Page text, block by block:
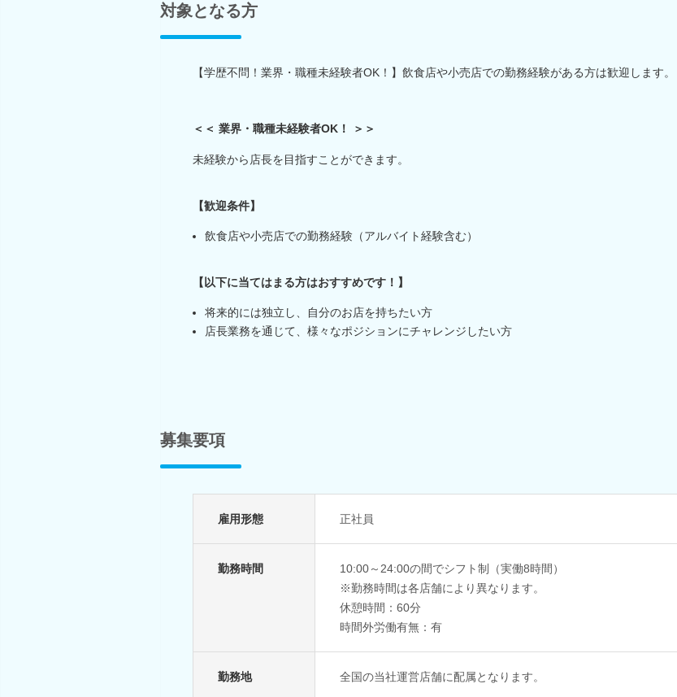
対象となる方
【学歴不問！業界・職種未経験者OK！】飲食店や小売店での勤務経験がある方は歓迎します。
＜＜ 業界・職種未経験者OK！ ＞＞
未経験から店長を目指すことができます。
【歓迎条件】
飲食店や小売店での勤務経験（アルバイト経験含む）
【以下に当てはまる方はおすすめです！】
将来的には独立し、自分のお店を持ちたい方
店長業務を通じて、様々なポジションにチャレンジしたい方
募集要項
雇用形態 正社員
勤務時間
10:00～24:00の間でシフト制（実働8時間）
※勤務時間は各店舗により異なります。
休憩時間：60分
時間外労働有無：有
勤務地 全国の当社運営店舗に配属となります。